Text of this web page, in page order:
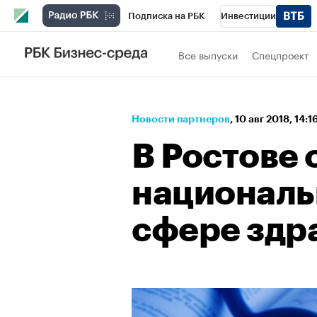
Подписка на РБК Инвестиции
Спорт
Технологии и медиа
Все выпуски Спецпроект
Новости партнеров⁠, 10 авг 2018,
В Ростове
сфере